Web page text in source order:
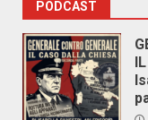
PODCAST